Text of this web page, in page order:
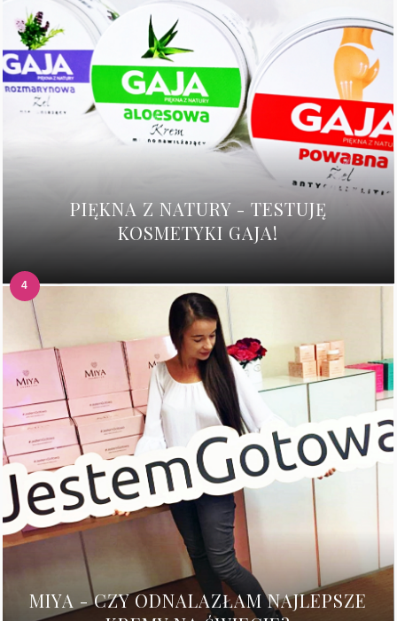
PIĘKNA Z NATURY - TESTUJĘ
KOSMETYKI GAJA!
MIYA - CZY ODNALAZŁAM NAJLEPSZE